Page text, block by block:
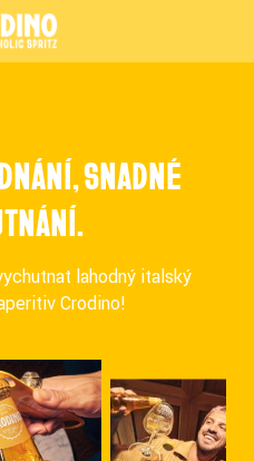
SNADNÉ
lahodný italský
Crodino!